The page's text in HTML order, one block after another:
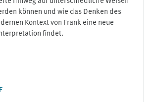
können und wie das Denken des
Kontext von Frank eine neue
findet.